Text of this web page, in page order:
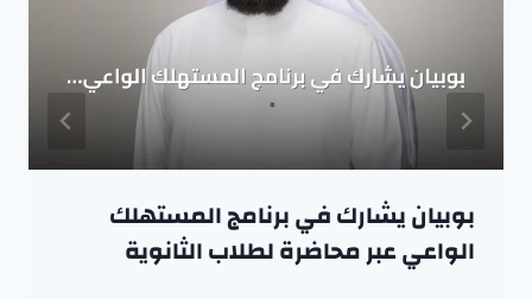
بوبيان يشارك في برنامج المستهلك
الواعي عبر محاضرة لطلاب الثانوية